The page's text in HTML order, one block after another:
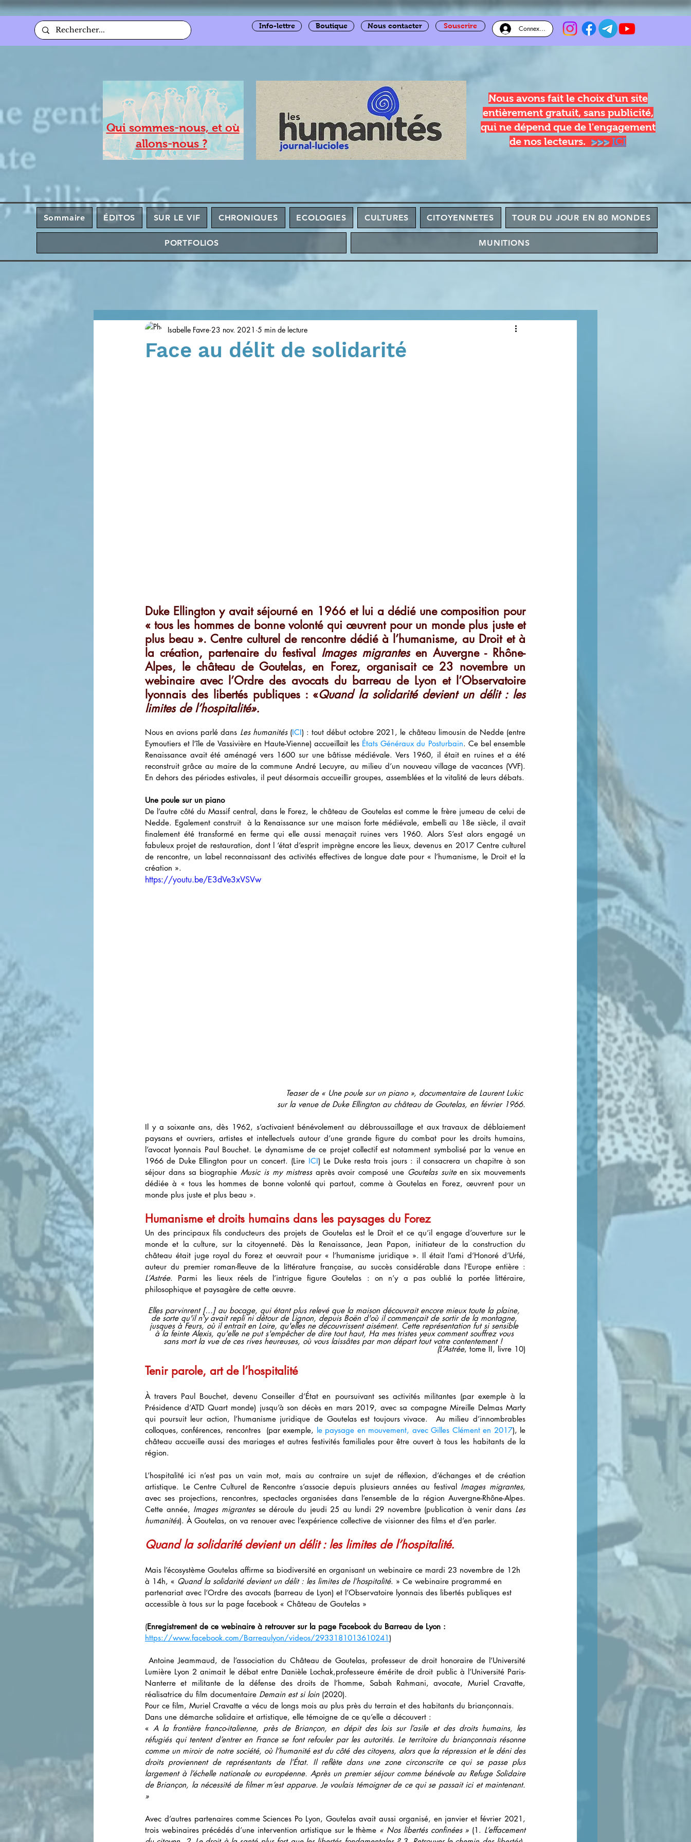
Info-lettre Boutique Nous contacter Souscrire Connexion
Qui sommes-nous, et où
allons-nous ?
Nous avons fait le choix d'un site
entièrement gratuit, sans publicité,
qui ne dépend que de l'engagement
de nos lecteurs. >>> ICI
Sommaire ÉDITOS SUR LE VIF CHRONIQUES ECOLOGIES CULTURES CITOYENNETES TOUR DU JOUR EN 80 MONDES
PORTFOLIOS MUNITIONS
Face au délit de solidarité
Isabelle Favre 23 nov. 2021 5 min de lecture
Duke Ellington y avait séjourné en 1966 et lui a dédié une composition pour
« tous les hommes de bonne volonté qui œuvrent pour un monde plus juste et
plus beau ». Centre culturel de rencontre dédié à l’humanisme, au Droit et à
la création, partenaire du festival Images migrantes en Auvergne - Rhône-
Alpes, le château de Goutelas, en Forez, organisait ce 23 novembre un
webinaire avec l’Ordre des avocats du barreau de Lyon et l’Observatoire
lyonnais des libertés publiques : «Quand la solidarité devient un délit : les
limites de l’hospitalité».
Nous en avions parlé dans Les humanités (ICI) : tout début octobre 2021, le château limousin de Nedde (entre
Eymoutiers et l’île de Vassivière en Haute-Vienne) accueillait les États Généraux du Posturbain. Ce bel ensemble
Renaissance avait été aménagé vers 1600 sur une bâtisse médiévale. Vers 1960, il était en ruines et a été
reconstruit grâce au maire de la commune André Lecuyre, au milieu d’un nouveau village de vacances (VVF).
En dehors des périodes estivales, il peut désormais accueillir groupes, assemblées et la vitalité de leurs débats.
Une poule sur un piano
De l’autre côté du Massif central, dans le Forez, le château de Goutelas est comme le frère jumeau de celui de
Nedde. Egalement construit  à la Renaissance sur une maison forte médiévale, embelli au 18e siècle, il avait
finalement été transformé en ferme qui elle aussi menaçait ruines vers 1960. Alors S’est alors engagé un
fabuleux projet de restauration, dont l ‘état d’esprit imprègne encore les lieux, devenus en 2017 Centre culturel
de rencontre, un label reconnaissant des activités effectives de longue date pour « l’humanisme, le Droit et la
création ».
https://youtu.be/E3dVe3xVSVw
Teaser de « Une poule sur un piano », documentaire de Laurent Lukic
sur la venue de Duke Ellington au château de Goutelas, en février 1966.
Il y a soixante ans, dès 1962, s’activaient bénévolement au débroussaillage et aux travaux de déblaiement
paysans et ouvriers, artistes et intellectuels autour d’une grande figure du combat pour les droits humains,
l’avocat lyonnais Paul Bouchet. Le dynamisme de ce projet collectif est notamment symbolisé par la venue en
1966 de Duke Ellington pour un concert. (Lire ICI) Le Duke resta trois jours : il consacrera un chapitre à son
séjour dans sa biographie Music is my mistress après avoir composé une Goutelas suite en six mouvements
dédiée à « tous les hommes de bonne volonté qui partout, comme à Goutelas en Forez, œuvrent pour un
monde plus juste et plus beau ».
Humanisme et droits humains dans les paysages du Forez
Un des principaux fils conducteurs des projets de Goutelas est le Droit et ce qu’il engage d’ouverture sur le
monde et la culture, sur la citoyenneté. Dès la Renaissance, Jean Papon, initiateur de la construction du
château était juge royal du Forez et œuvrait pour « l’humanisme juridique ». Il était l’ami d’Honoré d’Urfé,
L’Astrée. Parmi les lieux réels de l’intrigue figure Goutelas : on n’y a pas oublié la portée littéraire,
philosophique et paysagère de cette œuvre.
Elles parvinrent […] au bocage, qui étant plus relevé que la maison découvrait encore mieux toute la plaine,
de sorte qu'il n'y avait repli ni détour de Lignon, depuis Boën d'où il commençait de sortir de la montagne,
jusques à Feurs, où il entrait en Loire, qu'elles ne découvrissent aisément. Cette représentation fut si sensible
à la feinte Alexis, qu'elle ne put s'empêcher de dire tout haut, Ha mes tristes yeux comment souffrez vous
sans mort la vue de ces rives heureuses, où vous laissâtes par mon départ tout votre contentement !
(L’Astrée, tome II, livre 10)
Tenir parole, art de l’hospitalité
À travers Paul Bouchet, devenu Conseiller d’État en poursuivant ses activités militantes (par exemple à la
Présidence d’ATD Quart monde) jusqu’à son décès en mars 2019, avec sa compagne Mireille Delmas Marty
qui poursuit leur action, l’humanisme juridique de Goutelas est toujours vivace.  Au milieu d’innombrables
colloques, conférences, rencontres  (par exemple, le paysage en mouvement, avec Gilles Clément en 2017), le
château accueille aussi des mariages et autres festivités familiales pour être ouvert à tous les habitants de la
région.
L’hospitalité ici n’est pas un vain mot, mais au contraire un sujet de réflexion, d’échanges et de création
artistique. Le Centre Culturel de Rencontre s’associe depuis plusieurs années au festival Images migrantes,
avec ses projections, rencontres, spectacles organisées dans l’ensemble de la région Auvergne-Rhône-Alpes.
Cette année, Images migrantes se déroule du jeudi 25 au lundi 29 novembre (publication à venir dans Les
humanités). À Goutelas, on va renouer avec l’expérience collective de visionner des films et d’en parler.
Quand la solidarité devient un délit : les limites de l’hospitalité.
Mais l’écosystème Goutelas affirme sa biodiversité en organisant un webinaire ce mardi 23 novembre de 12h
à 14h, « Quand la solidarité devient un délit : les limites de l’hospitalité. » Ce webinaire programmé en
partenariat avec l’Ordre des avocats (barreau de Lyon) et l’Observatoire lyonnais des libertés publiques est
accessible à tous sur la page facebook « Château de Goutelas »
(Enregistrement de ce webinaire à retrouver sur la page Facebook du Barreau de Lyon :
https://www.facebook.com/Barreaulyon/videos/2933181013610241)
Lumière Lyon 2 animait le débat entre Danièle Lochak,professeure émérite de droit public à l’Université Paris-
Nanterre et militante de la défense des droits de l’homme, Sabah Rahmani, avocate, Muriel Cravatte,
réalisatrice du film documentaire Demain est si loin (2020).
Pour ce film, Muriel Cravatte a vécu de longs mois au plus près du terrain et des habitants du briançonnais.
Dans une démarche solidaire et artistique, elle témoigne de ce qu’elle a découvert :
« A la frontière franco-italienne, près de Briançon, en dépit des lois sur l’asile et des droits humains, les
réfugiés qui tentent d’entrer en France se font refouler par les autorités. Le territoire du briançonnais résonne
comme un miroir de notre société, où l’humanité est du côté des citoyens, alors que la répression et le déni des
droits proviennent de représentants de l’État. Il reflète dans une zone circonscrite ce qui se passe plus
largement à l’échelle nationale ou européenne. Après un premier séjour comme bénévole au Refuge Solidaire
de Briançon, la nécessité de filmer m’est apparue. Je voulais témoigner de ce qui se passait ici et maintenant.
»
Avec d’autres partenaires comme Sciences Po Lyon, Goutelas avait aussi organisé, en janvier et février 2021,
trois webinaires précédés d’une intervention artistique sur le thème « Nos libertés confinées » (1. L’effacement